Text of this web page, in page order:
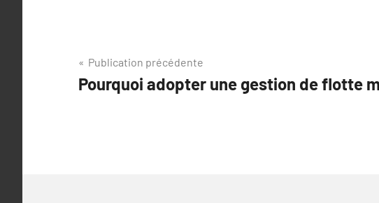
Navigation
de
Publication précédente
Pourquoi adopter une gestion de flotte